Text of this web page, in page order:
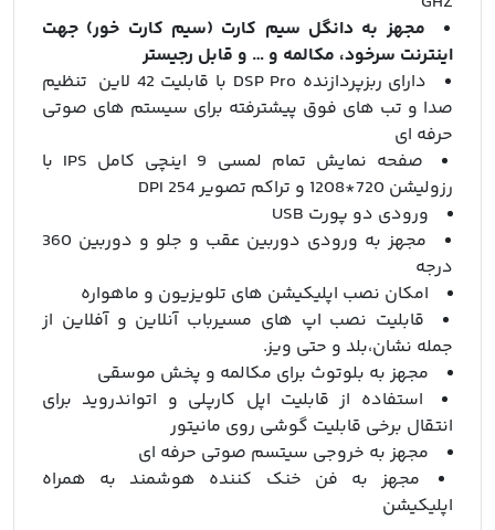
مجهز به دانگل سیم کارت (سیم کارت خور) جهت
اینترنت سرخود، مکالمه و … و قابل رجیستر
دارای ربزپردازنده DSP Pro با قابلیت 42 لاین تنظیم
صدا و تب های فوق پیشترفته برای سیستم های صوتی
حرفه ای
صفحه نمایش تمام لمسی 9 اینچی کامل IPS با
رزولیشن 720*1208 و تراکم تصویر 254 DPI
ورودی دو پورت USB
مجهز به ورودی دوربین عقب و جلو و دوربین 360
درجه
امکان نصب اپلیکیشن های تلویزیون و ماهواره
قابلیت نصب اپ های مسیرباب آنلاین و آفلاین از
جمله نشان،بلد و حتی ویز.
مجهز به بلوتوث برای مکالمه و پخش موسقی
استفاده از قابلیت اپل کارپلی و اتواندروید برای
انتقال برخی قابلیت گوشی روی مانیتور
مجهز به خروجی سیتسم صوتی حرفه ای
مجهز به فن خنک کننده هوشمند به همراه
اپلیکیشن